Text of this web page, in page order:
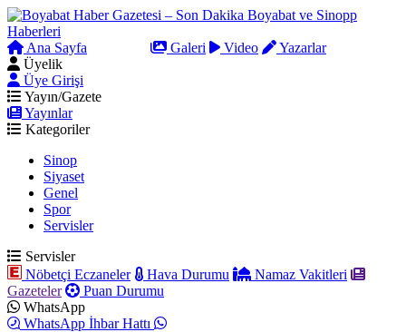
Ana Sayfa Galeri Video
Yazarlar
Üyelik
Üye Girişi
Yayın/Gazete
Yayınlar
Kategoriler
Sinop
Siyaset
Genel
Spor
Servisler
Servisler
Nöbetçi Eczaneler
Hava Durumu
Namaz Vakitleri
Gazeteler
Puan Durumu
WhatsApp
WhatsApp İhbar Hattı